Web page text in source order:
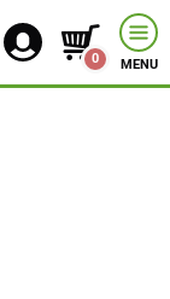
0 MENU